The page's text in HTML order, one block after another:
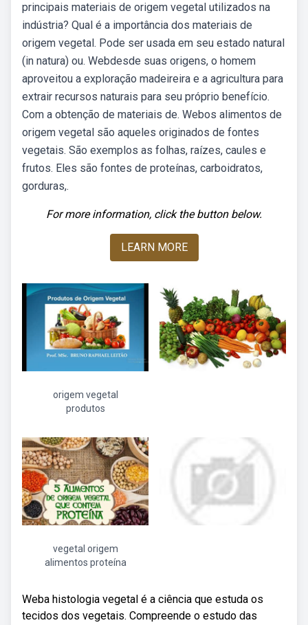
principais materiais de origem vegetal utilizados na
indústria? Qual é a importância dos materiais de
origem vegetal. Pode ser usada em seu estado natural
(in natura) ou. Webdesde suas origens, o homem
aproveitou a exploração madeireira e a agricultura para
extrair recursos naturais para seu próprio benefício.
Com a obtenção de materiais de. Webos alimentos de
origem vegetal são aqueles originados de fontes
vegetais. São exemplos as folhas, raízes, caules e
frutos. Eles são fontes de proteínas, carboidratos,
gorduras,.
For more information, click the button below.
LEARN MORE
origem vegetal
produtos
vegetal origem
alimentos proteína
Weba histologia vegetal é a ciência que estuda os
tecidos dos vegetais. Compreende o estudo das